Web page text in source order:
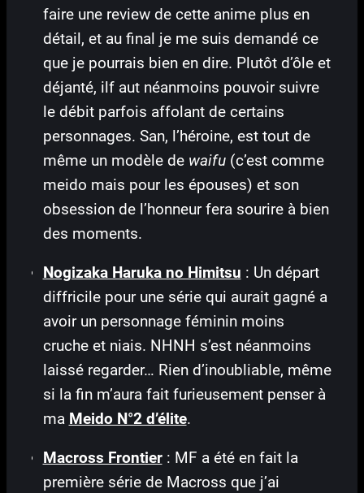
faire une review de cette anime plus en
détail, et au final je me suis demandé ce
que je pourrais bien en dire. Plutôt d’ôle et
déjanté, ilf aut néanmoins pouvoir suivre
le débit parfois affolant de certains
personnages. San, l’héroine, est tout de
même un modèle de waifu(c’est comme
meido mais pour les épouses) et son
obsession de l’honneur fera sourire à bien
des moments.
Nogizaka Haruka no Himitsu : Un départ
diffricile pour une série qui aurait gagné a
avoir un personnage féminin moins
cruche et niais. NHNH s’est néanmoins
laissé regarder… Rien d’inoubliable, même
si la fin m’aura fait furieusement penser à
ma Meido N°2 d’élite.
Macross Frontier: MF a été en fait la
première série de Macross que j’ai